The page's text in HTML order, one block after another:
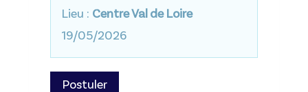
Lieu : Centre Val de Loire
19/05/2026
Postuler